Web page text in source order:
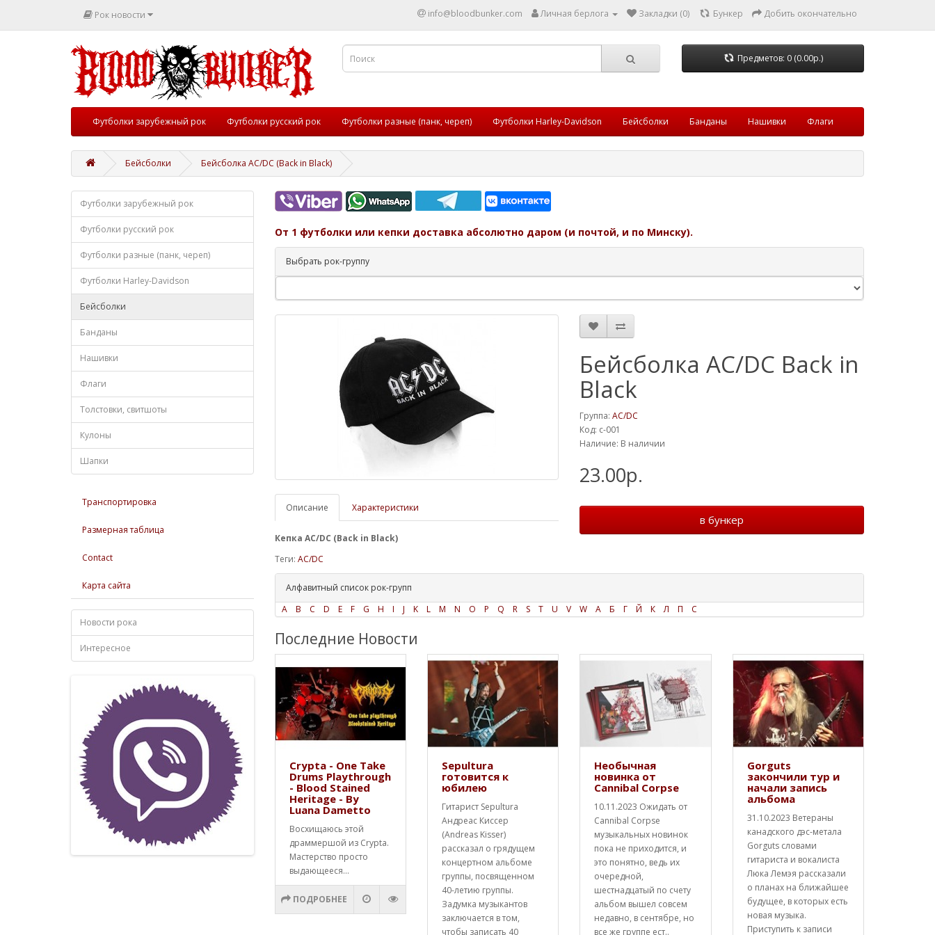
Рок новости info@bloodbunker.com Личная берлога Закладки (0) Бункер Добить окончательно
Предметов: 0 (0.00р.)
Футболки зарубежный рок Футболки русский рок Футболки разные (панк, череп) Футболки Harley-Davidson Бейсболки Банданы Нашивки Флаги
Бейсболки Бейсболка AC/DC (Back in Black)
Футболки зарубежный рок
Футболки русский рок
Футболки разные (панк, череп)
Футболки Harley-Davidson
Бейсболки
Банданы
Нашивки
Флаги
Толстовки, свитшоты
Кулоны
Шапки
Транспортировка
Размерная таблица
Contact
Карта сайта
Новости рока
Интересное
От 1 футболки или кепки доставка абсолютно даром (и почтой, и по Минску).
Выбрать рок-группу
Описание Характеристики
Кепка AC/DC (Back in Black)
Бейсболка AC/DC Back in
Black
Группа:AC/DC
Код: c-001
Наличие: В наличии
23.00р.
в бункер
Теги: AC/DC
Алфавитный список рок-групп
A
B C D E F G H I J K L M N O P Q R S T U V W А Б Г Й К Л П С
Последние Новости
Crypta - One Take
Drums Playthrough
- Blood Stained
Heritage - By
Luana Dametto
Восхищаюсь этой
драммершой из Crypta.
Мастерство просто
выдающееся...
ПОДРОБНЕЕ
Sepultura
готовится к
юбилею
Гитарист Sepultura
Андреас Киссер
(Andreas Kisser)
рассказал о грядущем
концертном альбоме
группы, посвященном
40-летию группы.
Задумка музыкантов
заключается в том,
чтобы записать 40
Необычная
новинка от
Cannibal Corpse
10.11.2023 Ожидать от
Cannibal Corpse
музыкальных новинок
пока не приходится, и
это понятно, ведь их
очередной,
шестнадцатый по счету
альбом вышел совсем
недавно, в сентябре, но
все же группе ест..
Gorguts
закончили тур и
начали запись
альбома
31.10.2023 Ветераны
канадского дэс-метала
Gorguts словами
гитариста и вокалиста
Люка Лемэя рассказали
о планах на ближайшее
будущее, в которых есть
новая музыка.
Приступить к записи